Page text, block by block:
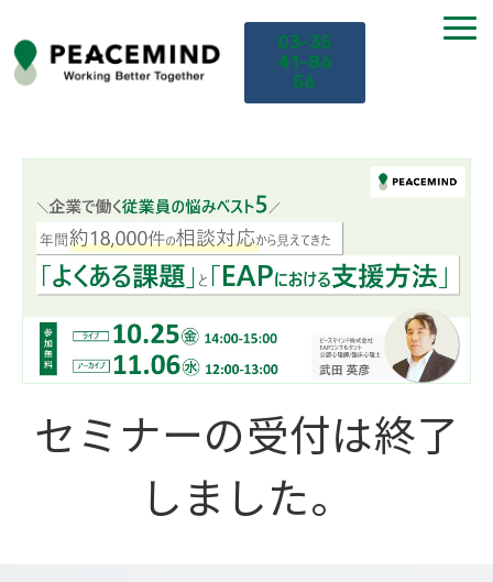
03-35
41-86
56
TOP
サービス
課題から探す
セミナー
セミナーの受付は終了
しました。